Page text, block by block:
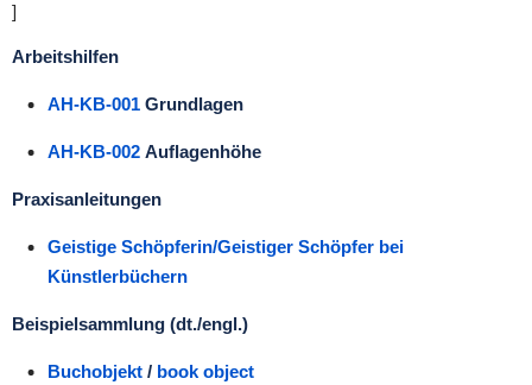
]
Arbeitshilfen
AH-KB-001Grundlagen
AH-KB-002Auflagenhöhe
Praxisanleitungen
Geistige Schöpferin/Geistiger Schöpfer bei
Künstlerbüchern
Beispielsammlung (dt./engl.)
Buchobjekt/ book object